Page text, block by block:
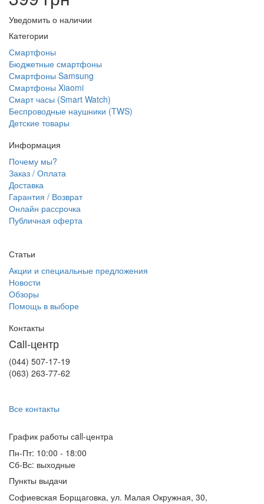
Уведомить о наличии
Категории
Смартфоны
Бюджетные смартфоны
Смартфоны Samsung
Смартфоны Xiaomi
Смарт часы (Smart Watch)
Беспроводные наушники (TWS)
Детские товары
Информация
Почему мы?
Заказ / Оплата
Доставка
Гарантия / Возврат
Онлайн рассрочка
Публичная оферта
Статьи
Акции и специальные предложения
Новости
Обзоры
Помощь в выборе
Контакты
Call-центр
(044) 507-17-19
(063) 263-77-62
Все контакты
График работы сall-центра
Пн-Пт: 10:00 - 18:00
Сб-Вс: выходные
Пункты выдачи
Софиевская Борщаговка, ул. Малая Окружная, 30,